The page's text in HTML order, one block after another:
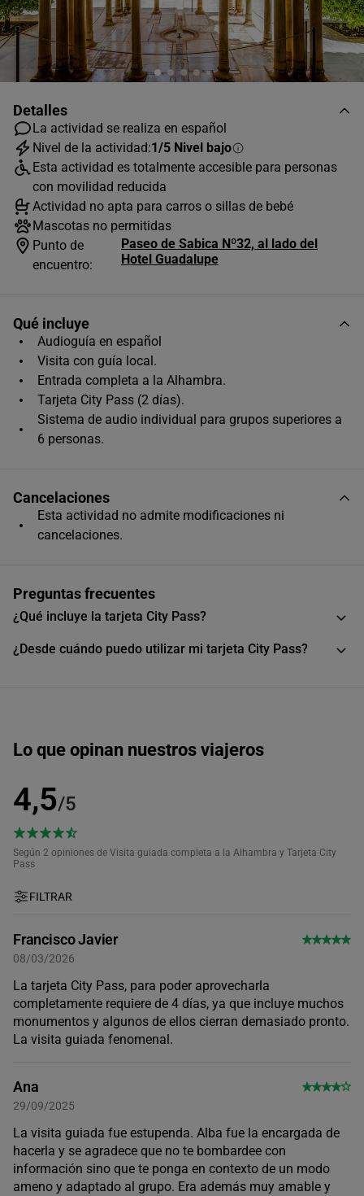
AGOSTO 2026
L
M X J V S D
3
4 6 7 8
17
18
24
25 26 27
31
Horas disponibles (1)
Único horario disponible
Detalles
La actividad se realiza en español
Nivel de la actividad:1/5 Nivel bajo
Esta actividad es totalmente accesible para personas
con movilidad reducida
Actividad no apta para carros o sillas de bebé
Mascotas no permitidas
Punto de
encuentro:
Paseo de Sabica Nº32, al lado del
Hotel Guadalupe
Qué incluye
Audioguía en español
Visita con guía local.
Entrada completa a la Alhambra.
Tarjeta City Pass (2 días).
Sistema de audio individual para grupos superiores a
6 personas.
Cancelaciones
Esta actividad no admite modificaciones ni
cancelaciones.
Preguntas frecuentes
¿Qué incluye la tarjeta City Pass?
¿Desde cuándo puedo utilizar mi tarjeta City Pass?
Lo que opinan nuestros viajeros
4,5/5
Según 2 opiniones de Visita guiada completa a la Alhambra y Tarjeta City
Pass
FILTRAR
Francisco Javier
08/03/2026
La tarjeta City Pass, para poder aprovecharla
completamente requiere de 4 días, ya que incluye muchos
monumentos y algunos de ellos cierran demasiado pronto.
La visita guiada fenomenal.
Ana
29/09/2025
La visita guiada fue estupenda. Alba fue la encargada de
hacerla y se agradece que no te bombardee con
información sino que te ponga en contexto de un modo
ameno y adaptado al grupo. Era además muy amable y